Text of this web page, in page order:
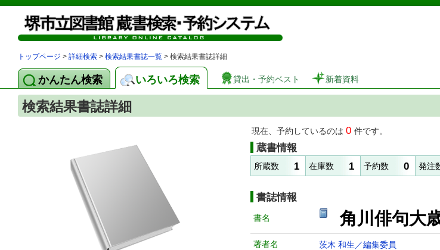
図書館 蔵書検索・予約システム
トップページ > 詳細検索 > 検索結果書誌一覧 > 検索結果書誌詳細
かんたん検索 いろいろ検索 貸出・予約ベスト 新着資料
検索結果書誌詳細
現在、予約しているのは 0 件です。
蔵書情報
所蔵数 1 在庫数 1 予約数 0 発注
書誌情報
書名 角川俳句
著者名 茨木 和生／編集委員